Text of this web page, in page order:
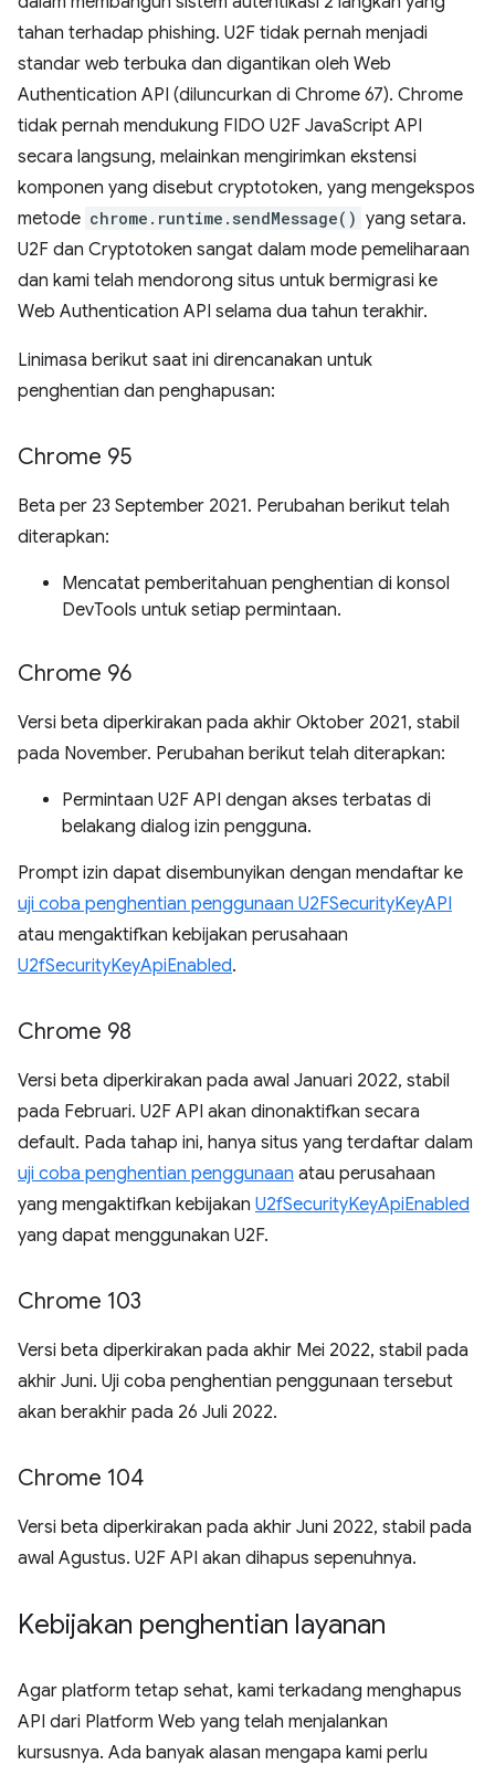
tahan terhadap phishing. U2F tidak pernah menjadi
standar web terbuka dan digantikan oleh Web
Authentication API (diluncurkan di Chrome 67). Chrome
tidak pernah mendukung FIDO U2F JavaScript API
secara langsung, melainkan mengirimkan ekstensi
komponen yang disebut cryptotoken, yang mengekspos
metode chrome.runtime.sendMessage() yang setara.
U2F dan Cryptotoken sangat dalam mode pemeliharaan
dan kami telah mendorong situs untuk bermigrasi ke
Web Authentication API selama dua tahun terakhir.
Linimasa berikut saat ini direncanakan untuk
penghentian dan penghapusan:
Chrome 95
Beta per 23 September 2021. Perubahan berikut telah
diterapkan:
Mencatat pemberitahuan penghentian di konsol
DevTools untuk setiap permintaan.
Chrome 96
Versi beta diperkirakan pada akhir Oktober 2021, stabil
pada November. Perubahan berikut telah diterapkan:
Permintaan U2F API dengan akses terbatas di
belakang dialog izin pengguna.
Prompt izin dapat disembunyikan dengan mendaftar ke
uji coba penghentian penggunaan U2FSecurityKeyAPI
atau mengaktifkan kebijakan perusahaan
U2fSecurityKeyApiEnabled.
Chrome 98
Versi beta diperkirakan pada awal Januari 2022, stabil
pada Februari. U2F API akan dinonaktifkan secara
default. Pada tahap ini, hanya situs yang terdaftar dalam
uji coba penghentian penggunaan atau perusahaan
yang mengaktifkan kebijakan U2fSecurityKeyApiEnabled
yang dapat menggunakan U2F.
Chrome 103
Versi beta diperkirakan pada akhir Mei 2022, stabil pada
akhir Juni. Uji coba penghentian penggunaan tersebut
akan berakhir pada 26 Juli 2022.
Chrome 104
Versi beta diperkirakan pada akhir Juni 2022, stabil pada
awal Agustus. U2F API akan dihapus sepenuhnya.
Kebijakan penghentian layanan
Agar platform tetap sehat, kami terkadang menghapus
API dari Platform Web yang telah menjalankan
kursusnya. Ada banyak alasan mengapa kami perlu